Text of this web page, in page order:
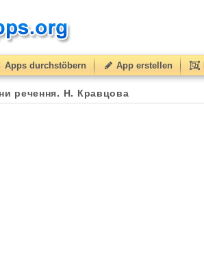
Apps durchstöbern App erstellen
речення. Н. Кравцова